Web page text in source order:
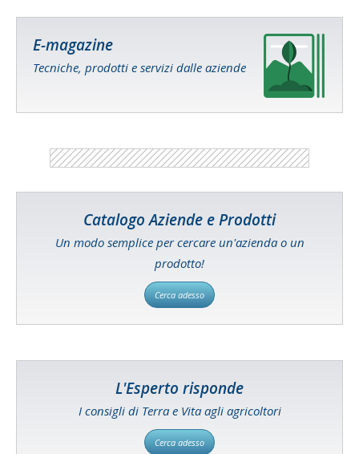
E-magazine
Tecniche, prodotti e servizi dalle aziende
Catalogo Aziende e Prodotti
Un modo semplice per cercare un'azienda o un
prodotto!
Cerca adesso
L'Esperto risponde
I consigli di Terra e Vita agli agricoltori
Cerca adesso